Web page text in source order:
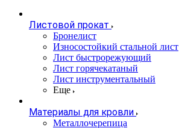
Листовой прокат
Бронелист
Износостойкий стальной лист
Лист быстрорежующий
Лист горячекатаный
Лист инструментальный
Еще
Материалы для кровли
Металлочерепица